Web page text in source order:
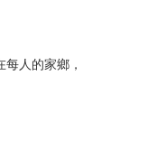
人的家鄉，